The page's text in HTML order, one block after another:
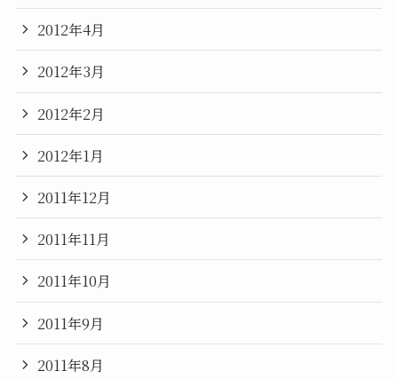
2012年4月
2012年3月
2012年2月
2012年1月
2011年12月
2011年11月
2011年10月
2011年9月
2011年8月